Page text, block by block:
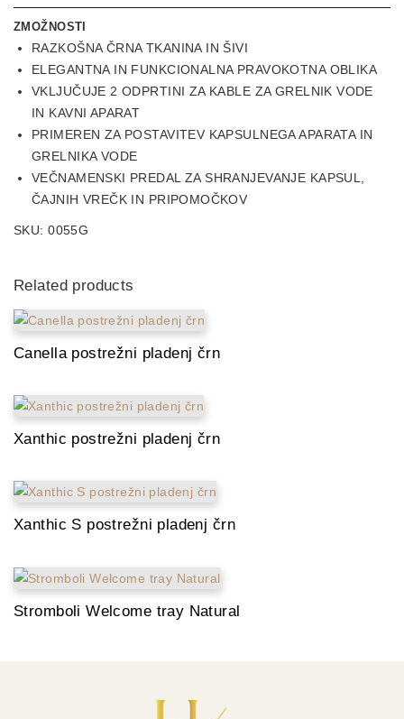
ZMOŽNOSTI
RAZKOŠNA ČRNA TKANINA IN ŠIVI
ELEGANTNA IN FUNKCIONALNA PRAVOKOTNA OBLIKA
VKLJUČUJE 2 ODPRTINI ZA KABLE ZA GRELNIK VODE
IN KAVNI APARAT
PRIMEREN ZA POSTAVITEV KAPSULNEGA APARATA IN
GRELNIKA VODE
VEČNAMENSKI PREDAL ZA SHRANJEVANJE KAPSUL,
ČAJNIH VREČK IN PRIPOMOČKOV
SKU:0055G
Related products
Canella postrežni pladenj črn
Xanthic postrežni pladenj črn
Xanthic S postrežni pladenj črn
Stromboli Welcome tray Natural